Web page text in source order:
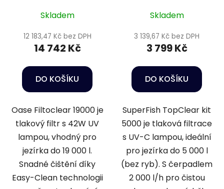
Skladem
12 183,47 Kč bez DPH
14 742 Kč
DO KOŠÍKU
Oase Filtoclear 19000 je
tlakový filtr s 42W UV
lampou, vhodný pro
jezírka do 19 000 l.
Snadné čištění díky
Easy-Clean technologii
Skladem
3 139,67 Kč bez DPH
3 799 Kč
DO KOŠÍKU
SuperFish TopClear kit
5000 je tlaková filtrace
s UV-C lampou, ideální
pro jezírka do 5 000 l
(bez ryb). S čerpadlem
2 000 l/h pro čistou